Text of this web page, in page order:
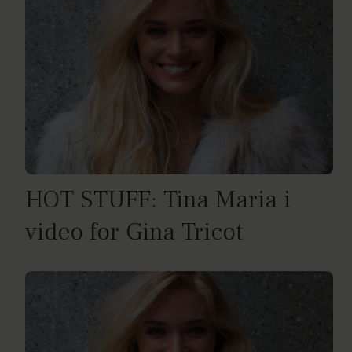
HOT STUFF: Tina Maria i
video for Gina Tricot